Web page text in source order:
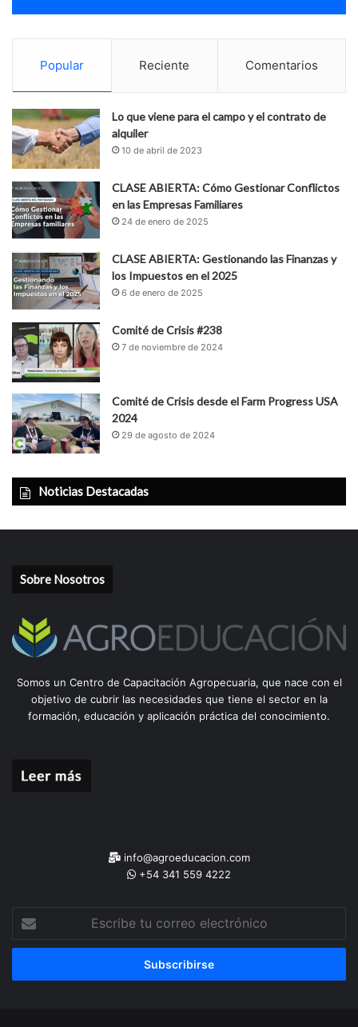
Popular Reciente Comentarios
Lo que viene para el campo y el contrato de
alquiler
10 de abril de 2023
CLASE ABIERTA: Cómo Gestionar Conflictos
en las Empresas Familiares
24 de enero de 2025
CLASE ABIERTA: Gestionando las Finanzas y
los Impuestos en el 2025
6 de enero de 2025
Comité de Crisis #238
7 de noviembre de 2024
Comité de Crisis desde el Farm Progress USA
2024
29 de agosto de 2024
Noticias Destacadas
Sobre Nosotros
Somos un Centro de Capacitación Agropecuaria, que nace con el
objetivo de cubrir las necesidades que tiene el sector en la
formación, educación y aplicación práctica del conocimiento.
info@agroeducacion.com
+54 341 559 4222
correo